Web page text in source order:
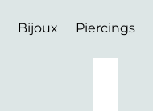
Bijoux Piercings